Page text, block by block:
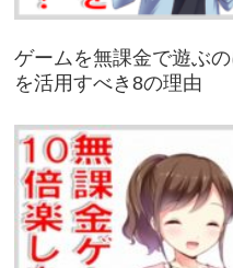
ゲームを無課金で遊ぶ
を活用すべき8の理由